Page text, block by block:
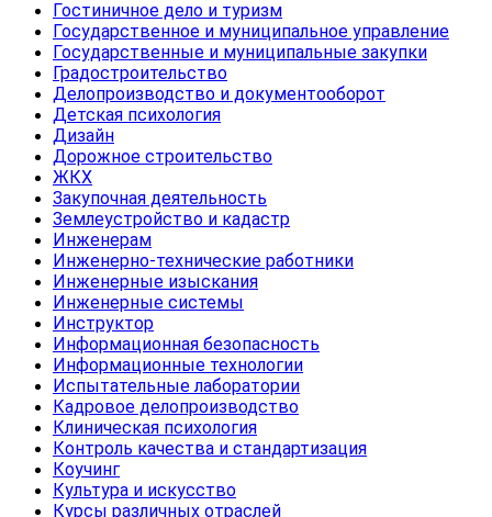
Гостиничное дело и туризм
Государственное и муниципальное управление
Государственные и муниципальные закупки
Градостроительство
Делопроизводство и документооборот
Детская психология
Дизайн
Дорожное строительство
ЖКХ
Закупочная деятельность
Землеустройство и кадастр
Инженерам
Инженерно-технические работники
Инженерные изыскания
Инженерные системы
Инструктор
Информационная безопасность
Информационные технологии
Испытательные лаборатории
Кадровое делопроизводство
Клиническая психология
Контроль качества и стандартизация
Коучинг
Культура и искусство
Курсы различных отраслей